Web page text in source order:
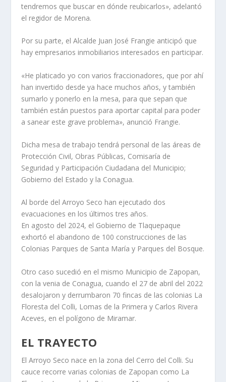
tendremos que buscar en dónde reubicarlos», adelantó
el regidor de Morena.
Por su parte, el Alcalde Juan José Frangie anticipó que
hay empresarios inmobiliarios interesados en participar.
«He platicado yo con varios fraccionadores, que por ahí
han invertido desde ya hace muchos años, y también
sumarlo y ponerlo en la mesa, para que sepan que
también están puestos para aportar capital para poder
a sanear este grave problema», anunció Frangie.
Dicha mesa de trabajo tendrá personal de las áreas de
Protección Civil, Obras Públicas, Comisaría de
Seguridad y Participación Ciudadana del Municipio;
Gobierno del Estado y la Conagua.
Al borde del Arroyo Seco han ejecutado dos
evacuaciones en los últimos tres años.
En agosto del 2024, el Gobierno de Tlaquepaque
exhortó el abandono de 100 construcciones de las
Colonias Parques de Santa María y Parques del Bosque.
Otro caso sucedió en el mismo Municipio de Zapopan,
con la venia de Conagua, cuando el 27 de abril del 2022
desalojaron y derrumbaron 70 fincas de las colonias La
Floresta del Colli, Lomas de la Primera y Carlos Rivera
Aceves, en el polígono de Miramar.
EL TRAYECTO
El Arroyo Seco nace en la zona del Cerro del Colli. Su
cauce recorre varias colonias de Zapopan como La